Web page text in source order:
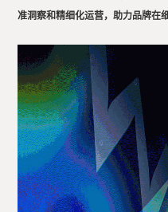
准洞察和精细化运营，助力品牌在